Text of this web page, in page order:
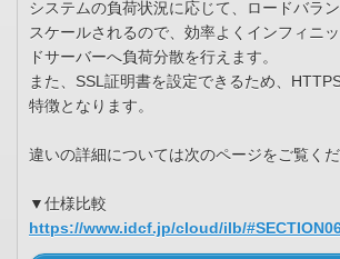
システムの負荷状況に応じて、ロードバラ
スケールされるので、効率よくインフィニ
ドサーバーへ負荷分散を行えます。
また、SSL証明書を設定できるため、
特徴となります。
違いの詳細については次のページをご覧くだ
▼仕様比較
https://www.idcf.jp/cloud/ilb/